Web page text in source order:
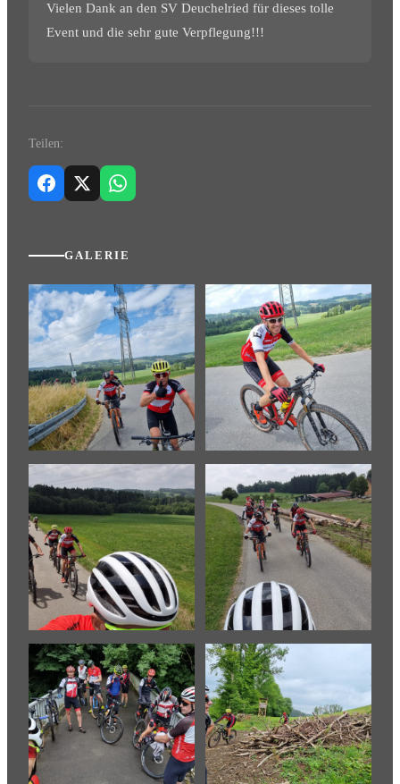
Vielen Dank an den SV Deuchelried für dieses tolle
Event und die sehr gute Verpflegung!!!
Teilen:
GALERIE